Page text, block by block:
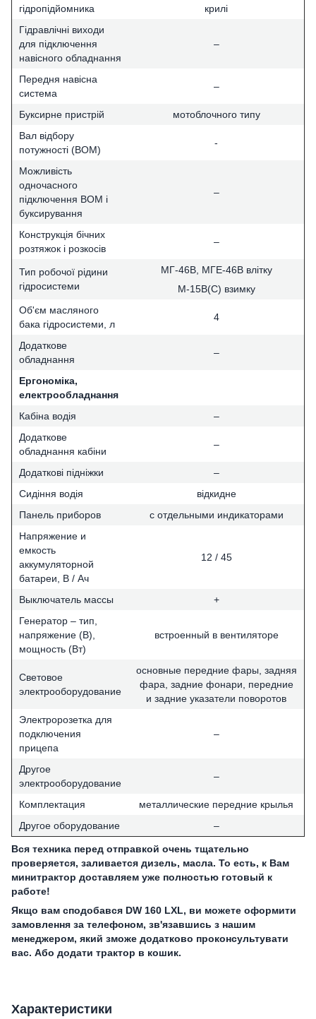
гідропідйомника
крилі
Гідравлічні виходи
для підключення
навісного обладнання
–
Передня навісна
система
–
Буксирне пристрій
мотоблочного типу
Вал відбору
потужності (ВОМ)
-
Можливість
одночасного
підключення ВОМ і
буксирування
–
Конструкція бічних
розтяжок і розкосів
–
Тип робочої рідини
гідросистеми
МГ-46В, МГЕ-46В влітку
М-15В(С) взимку
Об'єм масляного
бака гідросистеми, л
4
Додаткове
обладнання
–
Ергономіка,
електрообладнання
Кабіна водія
–
Додаткове
обладнання кабіни
–
Додаткові підніжки
–
Сидіння водія
відкидне
Панель приборов
с отдельными индикаторами
Напряжение и
емкость
аккумуляторной
батареи, В / Ач
12 / 45
Выключатель массы
+
Генератор – тип,
напряжение (В),
мощность (Вт)
встроенный в вентиляторе
Световое
электрооборудование
основные передние фары, задняя
фара, задние фонари, передние
и задние указатели поворотов
Электророзетка для
подключения
прицепа
–
Другое
электрооборудование
–
Комплектация
металлические передние крылья
Другое оборудование
–
Вся техника перед отправкой очень тщательно
проверяется, заливается дизель, масла. То есть, к Вам
минитрактор доставляем уже полностью готовый к
работе!
Якщо вам сподобався DW 160 LXL, ви можете оформити
замовлення за телефоном, зв'язавшись з нашим
менеджером, який зможе додатково проконсультувати
вас. Або додати трактор в кошик.
Характеристики